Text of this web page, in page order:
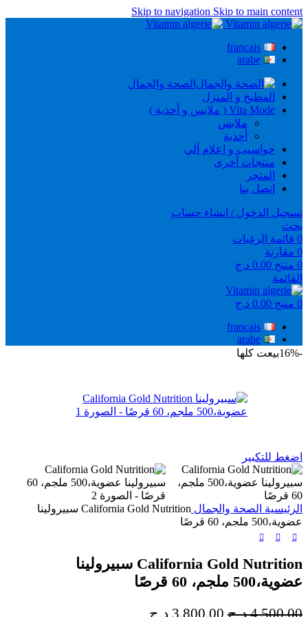
Skip to navigation Skip to main content
francais
arabe
الصحة والجمال
المطبخ و المنزل
Vita Mode ( ملابس و أحذية )
ملابس
أحذية
حواسيب و إعلام آلي
منتجات أخرى
المتجر
إتصل بنا
تسجيل الدخول / انشاء حساب
بحث
0 قائمة الرغبات
0 مقارنة
0 منتج 0.00 د.ج
القائمة
0 منتج 0.00 د.ج
francais
arabe
-16%
بيعت كلها
اضغط للتكبير
الرئيسية الصحة والجمال
California Gold Nutrition سبيرولينا
عضوية،500 ملجم، 60 قرصًا
California Gold Nutrition سبيرولينا
عضوية،500 ملجم، 60 قرصًا
4,500.00 د.ج السعر
3,800.00 د.ج